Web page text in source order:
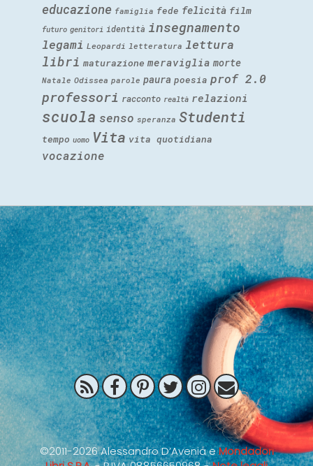
educazione famiglia fede felicità film
futuro genitori identità insegnamento
legami Leopardi letteratura lettura
libri maturazione meraviglia morte
Natale Odissea parole paura poesia prof 2.0
professori racconto realtà relazioni
scuola senso speranza Studenti
tempo uomo Vita vita quotidiana
vocazione
©2011-2026 Alessandro D’Avenia eMondadori